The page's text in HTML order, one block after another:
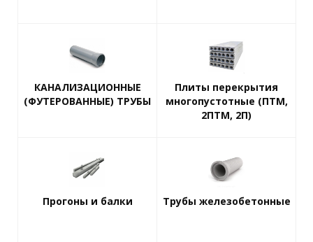
КАНАЛИЗАЦИОННЫЕ
(ФУТЕРОВАННЫЕ) ТРУБЫ
Плиты перекрытия
многопустотные (ПТМ,
2ПТМ, 2П)
Прогоны и балки Трубы железобетонные